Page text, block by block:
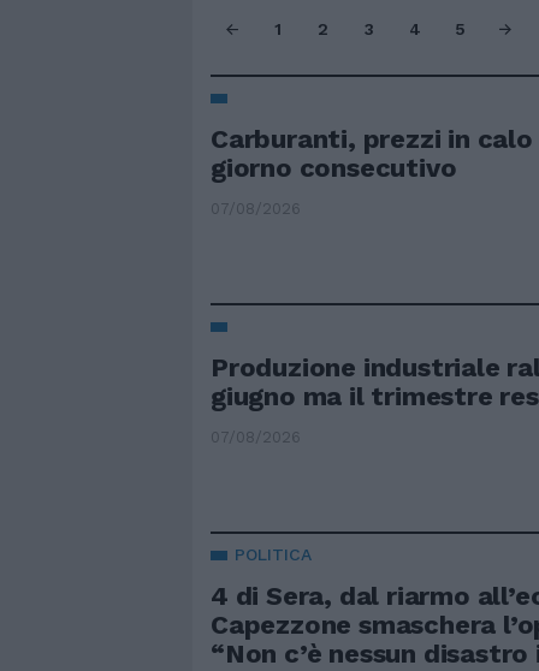
1 2 3 4 5
Carburanti, prezzi in
giorno consecutivo
07/08/2026
Produzione industriale
giugno ma il trimestre
07/08/2026
POLITICA
4 di Sera, dal riarmo
Capezzone smaschera
“Non c’è nessun disastro